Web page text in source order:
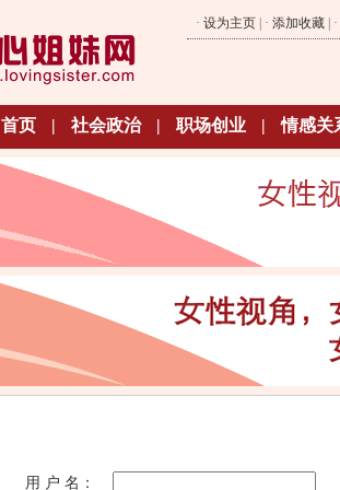
· 设为主页 | · 添加收藏 | ·
首页 | 社会政治 | 职场创业 | 情感关
用 户 名：